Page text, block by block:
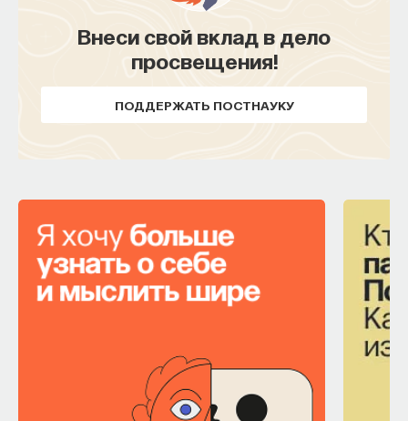
Внеси свой вклад в дело
просвещения!
ПОДДЕРЖАТЬ ПОСТНАУКУ